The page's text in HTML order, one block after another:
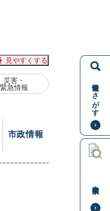
情報をさがす
見やすくする
災害・
緊急情報
市政情報